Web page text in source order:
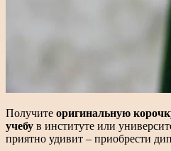
Получите оригинальную
учебу в институте или
приятно удивит – приобрести